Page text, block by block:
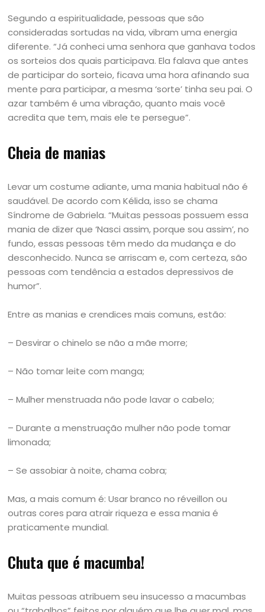
Segundo a espiritualidade, pessoas que são
consideradas sortudas na vida, vibram uma energia
diferente. “Já conheci uma senhora que ganhava todos
os sorteios dos quais participava. Ela falava que antes
de participar do sorteio, ficava uma hora afinando sua
mente para participar, a mesma ‘sorte’ tinha seu pai. O
azar também é uma vibração, quanto mais você
acredita que tem, mais ele te persegue”.
Cheia de manias
Levar um costume adiante, uma mania habitual não é
saudável. De acordo com Kélida, isso se chama
Síndrome de Gabriela. “Muitas pessoas possuem essa
mania de dizer que ‘Nasci assim, porque sou assim’, no
fundo, essas pessoas têm medo da mudança e do
desconhecido. Nunca se arriscam e, com certeza, são
pessoas com tendência a estados depressivos de
humor”.
Entre as manias e crendices mais comuns, estão:
– Desvirar o chinelo se não a mãe morre;
– Não tomar leite com manga;
– Mulher menstruada não pode lavar o cabelo;
– Durante a menstruação mulher não pode tomar
limonada;
– Se assobiar à noite, chama cobra;
Mas, a mais comum é: Usar branco no réveillon ou
outras cores para atrair riqueza e essa mania é
praticamente mundial.
Chuta que é macumba!
Muitas pessoas atribuem seu insucesso a macumbas